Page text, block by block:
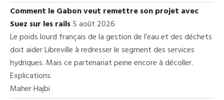
Comment le Gabon veut remettre son projet avec
Suez sur les rails5 août 2026
Le poids lourd français de la gestion de l’eau et des déchets
doit aider Libreville à redresser le segment des services
hydriques. Mais ce partenariat peine encore à décoller.
Explications.
Maher Hajbi